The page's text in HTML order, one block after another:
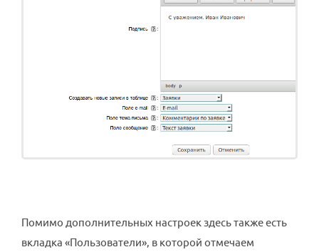
Помимо дополнительных настроек здесь также есть
вкладка «Пользователи», в которой отмечаем